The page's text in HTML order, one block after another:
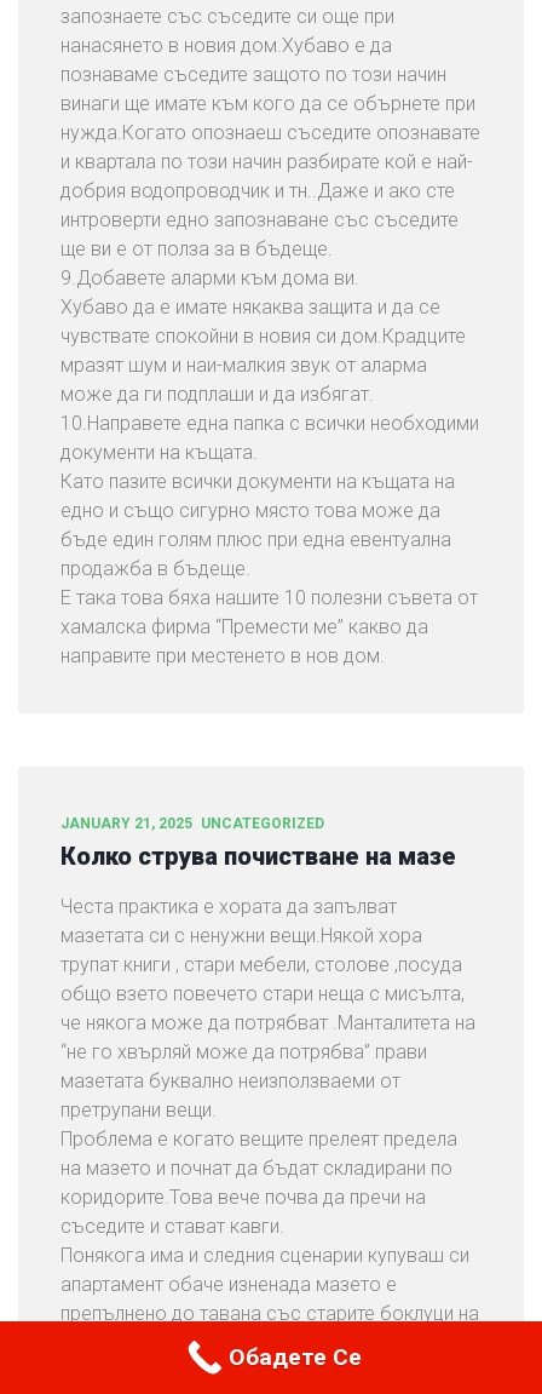
запознаете със съседите си още при
нанасянето в новия дом.Хубаво е да
познаваме съседите защото по този начин
винаги ще имате към кого да се обърнете при
нужда.Когато опознаеш съседите опознавате
и квартала по този начин разбирате кой е най-
добрия водопроводчик и тн..Даже и ако сте
интроверти едно запознаване със съседите
ще ви е от полза за в бъдеще.
9.Добавете аларми към дома ви.
Хубаво да е имате някаква защита и да се
чувствате спокойни в новия си дом.Крадците
мразят шум и наи-малкия звук от аларма
може да ги подплаши и да избягат.
10.Направете една папка с всички необходими
документи на къщата.
Като пазите всички документи на къщата на
едно и също сигурно място това може да
бъде един голям плюс при една евентуална
продажба в бъдеще.
Е така това бяха нашите 10 полезни съвета от
хамалска фирма “Премести ме” какво да
направите при местенето в нов дом.
JANUARY 21, 2025 UNCATEGORIZED
Колко струва почистване на мазе
Честа практика е хората да запълват
мазетата си с ненужни вещи.Някой хора
трупат книги , стари мебели, столове ,посуда
общо взето повечето стари неща с мисълта,
че някога може да потрябват .Манталитета на
“не го хвърляй може да потрябва” прави
мазетата буквално неизползваеми от
претрупани вещи.
Проблема е когато вещите прелеят предела
на мазето и почнат да бъдат складирани по
коридорите.Това вече почва да пречи на
съседите и стават кавги.
Понякога има и следния сценарии купуваш си
апартамент обаче изненада мазето е
препълнено до тавана със старите боклуци на
предишните собственици.Мазето запълнено
по този начин губи своята функционалност.
Обадете Се За Точна Цена
Обадете Се